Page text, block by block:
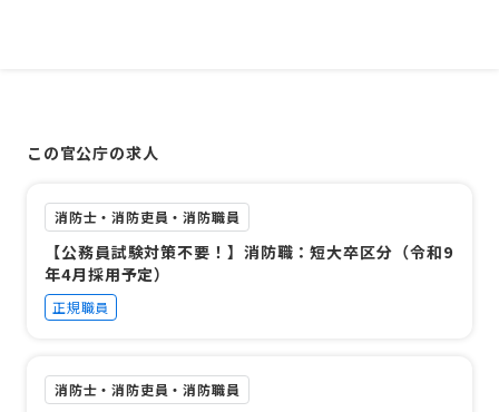
この官公庁の求人
消防士・消防吏員・消防職員
【公務員試験対策不要！】消防職：短大卒区分（令和9
年4月採用予定）
正規職員
消防士・消防吏員・消防職員